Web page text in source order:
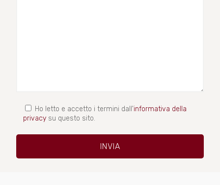
Ho letto e accetto i termini dall'informativa della
privacy su questo sito.